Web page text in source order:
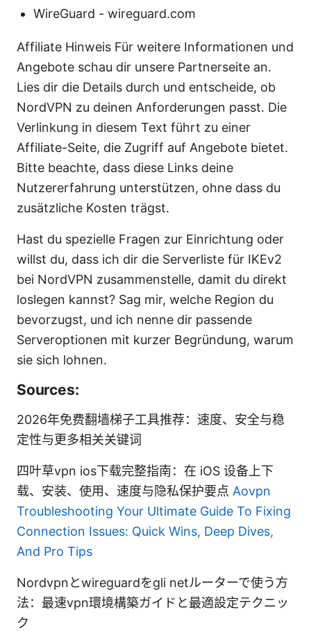
WireGuard - wireguard.com
Affiliate Hinweis Für weitere Informationen und
Angebote schau dir unsere Partnerseite an.
Lies dir die Details durch und entscheide, ob
NordVPN zu deinen Anforderungen passt. Die
Verlinkung in diesem Text führt zu einer
Affiliate-Seite, die Zugriff auf Angebote bietet.
Bitte beachte, dass diese Links deine
Nutzererfahrung unterstützen, ohne dass du
zusätzliche Kosten trägst.
Hast du spezielle Fragen zur Einrichtung oder
willst du, dass ich dir die Serverliste für IKEv2
bei NordVPN zusammenstelle, damit du direkt
loslegen kannst? Sag mir, welche Region du
bevorzugst, und ich nenne dir passende
Serveroptionen mit kurzer Begründung, warum
sie sich lohnen.
Sources:
2026年免费翻墙梯子工具推荐：速度、安全与稳
定性与更多相关关键词
四叶草vpn ios下载完整指南：在 iOS 设备上下
载、安装、使用、速度与隐私保护要点 Aovpn
Troubleshooting Your Ultimate Guide To Fixing
Connection Issues: Quick Wins, Deep Dives,
And Pro Tips
Nordvpnとwireguardをgli netルーターで使う方
法：最速vpn環境構築ガイドと最適設定テクニッ
ク